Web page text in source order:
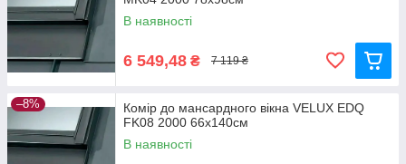
В наявності
6 549,48 ₴ 7 119 ₴
–8%
Комір до мансардного вікна VELUX EDQ
FK08 2000 66x140см
В наявності